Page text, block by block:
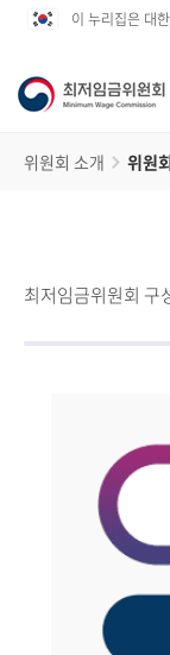
이 누리집은 대
위원회 소개 위원
최저임금위원회 구